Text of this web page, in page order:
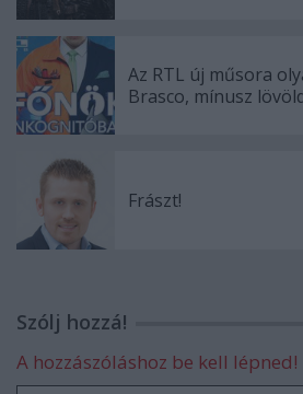
Az RTL új műsora
Brasco, mínusz
Frászt!
Szólj hozzá!
A hozzászóláshoz be kell lépned!